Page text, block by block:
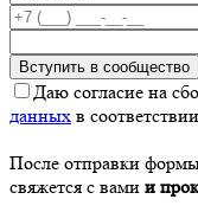
Даю согласие на
данных в
После отправки
свяжется с вами и